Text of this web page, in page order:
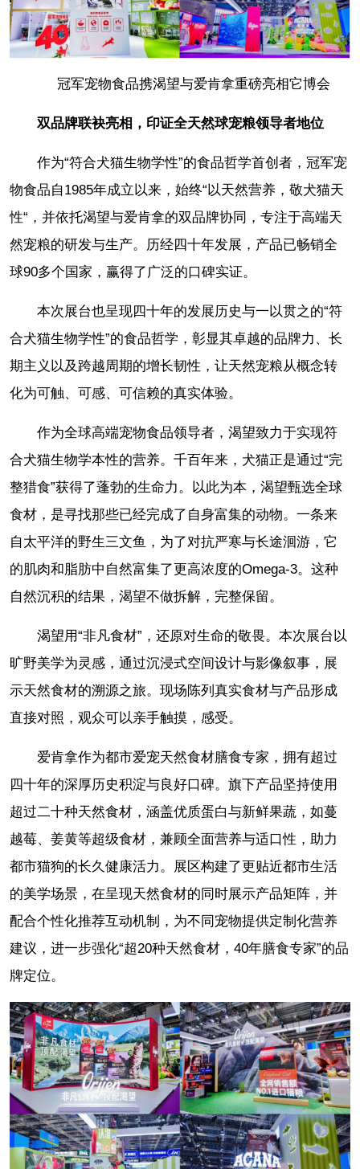
冠军宠物食品携渴望与爱肯拿重磅亮相它博会
双品牌联袂亮相，印证全天然球宠粮领导者地位
作为“符合犬猫生物学性”的食品哲学首创者，冠军宠
物食品自1985年成立以来，始终“以天然营养，敬犬猫天
性“，并依托渴望与爱肯拿的双品牌协同，专注于高端天
然宠粮的研发与生产。历经四十年发展，产品已畅销全
球90多个国家，赢得了广泛的口碑实证。
本次展台也呈现四十年的发展历史与一以贯之的“符
合犬猫生物学性”的食品哲学，彰显其卓越的品牌力、长
期主义以及跨越周期的增长韧性，让天然宠粮从概念转
化为可触、可感、可信赖的真实体验。
作为全球高端宠物食品领导者，渴望致力于实现符
合犬猫生物学本性的营养。千百年来，犬猫正是通过“完
整猎食”获得了蓬勃的生命力。以此为本，渴望甄选全球
食材，是寻找那些已经完成了自身富集的动物。一条来
自太平洋的野生三文鱼，为了对抗严寒与长途洄游，它
的肌肉和脂肪中自然富集了更高浓度的Omega-3。这种
自然沉积的结果，渴望不做拆解，完整保留。
渴望用“非凡食材”，还原对生命的敬畏。本次展台以
旷野美学为灵感，通过沉浸式空间设计与影像叙事，展
示天然食材的溯源之旅。现场陈列真实食材与产品形成
直接对照，观众可以亲手触摸，感受。
爱肯拿作为都市爱宠天然食材膳食专家，拥有超过
四十年的深厚历史积淀与良好口碑。旗下产品坚持使用
超过二十种天然食材，涵盖优质蛋白与新鲜果蔬，如蔓
越莓、姜黄等超级食材，兼顾全面营养与适口性，助力
都市猫狗的长久健康活力。展区构建了更贴近都市生活
的美学场景，在呈现天然食材的同时展示产品矩阵，并
配合个性化推荐互动机制，为不同宠物提供定制化营养
建议，进一步强化“超20种天然食材，40年膳食专家”的品
牌定位。